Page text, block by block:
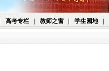
高考专栏 教师之窗 学生园地